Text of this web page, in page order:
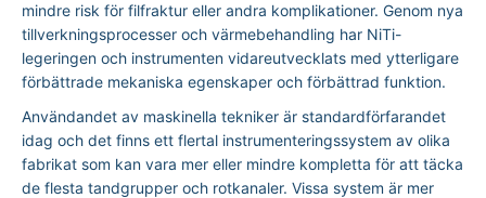
mindre risk för filfraktur eller andra komplikationer. Genom nya
tillverkningsprocesser och värmebehandling har NiTi-
legeringen och instrumenten vidareutvecklats med ytterligare
förbättrade mekaniska egenskaper och förbättrad funktion.
Användandet av maskinella tekniker är standardförfarandet
idag och det finns ett flertal instrumenteringssystem av olika
fabrikat som kan vara mer eller mindre kompletta för att täcka
de flesta tandgrupper och rotkanaler. Vissa system är mer